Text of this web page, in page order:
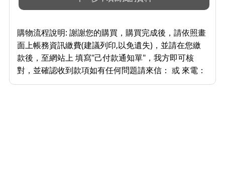
購物流程說明: 謝謝您的購買，購買完成後，請依照畫
面上帳務資訊繳費(建議列印,以免遺失)，並請在您繳
款後，至網站上 填寫"己付款通知單"，我方即可核
對，並確認收到款項如有任何問題請來信： 或 來電：